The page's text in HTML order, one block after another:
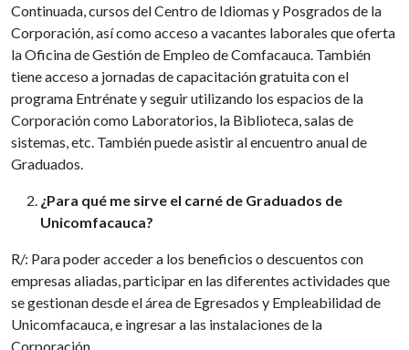
Continuada, cursos del Centro de Idiomas y Posgrados de la
Corporación, así como acceso a vacantes laborales que oferta
la Oficina de Gestión de Empleo de Comfacauca. También
tiene acceso a jornadas de capacitación gratuita con el
programa Entrénate y seguir utilizando los espacios de la
Corporación como Laboratorios, la Biblioteca, salas de
sistemas, etc. También puede asistir al encuentro anual de
Graduados.
¿Para qué me sirve el carné de Graduados de
Unicomfacauca?
R/: Para poder acceder a los beneficios o descuentos con
empresas aliadas, participar en las diferentes actividades que
se gestionan desde el área de Egresados y Empleabilidad de
Unicomfacauca, e ingresar a las instalaciones de la
Corporación.